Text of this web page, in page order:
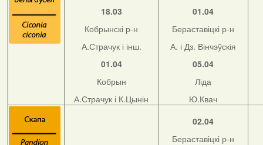
18.03
Кобрынскі р-н
А.Страчук і інш.
01.04
Кобрын
А.Страчук і К.Цынін
01.04
Бераставіцкі р-н
А. і Дз. Вінчэўскія
05.04
Ліда
Ю.Квач
02.04
Бераставіцкі р-н